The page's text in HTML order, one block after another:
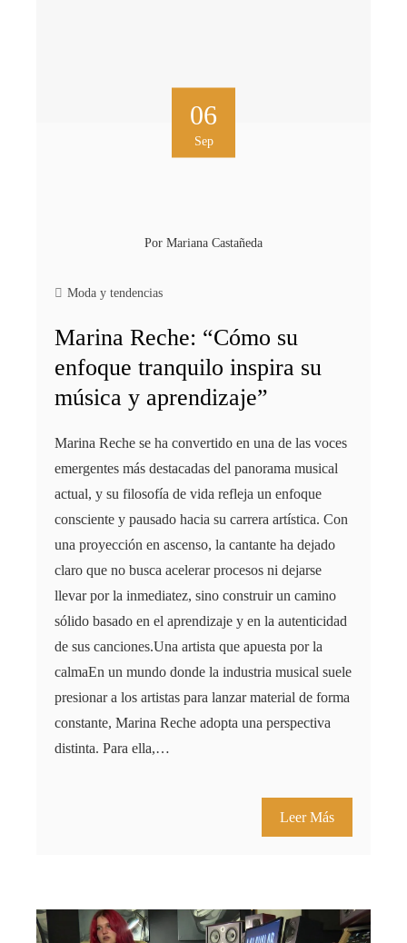
06
Sep
Por Mariana Castañeda
Moda y tendencias
Marina Reche: “Cómo su
enfoque tranquilo inspira su
música y aprendizaje”
Marina Reche se ha convertido en una de las voces
emergentes más destacadas del panorama musical
actual, y su filosofía de vida refleja un enfoque
consciente y pausado hacia su carrera artística. Con
una proyección en ascenso, la cantante ha dejado
claro que no busca acelerar procesos ni dejarse
llevar por la inmediatez, sino construir un camino
sólido basado en el aprendizaje y en la autenticidad
de sus canciones.Una artista que apuesta por la
calmaEn un mundo donde la industria musical suele
presionar a los artistas para lanzar material de forma
constante, Marina Reche adopta una perspectiva
distinta. Para ella,…
Leer Más